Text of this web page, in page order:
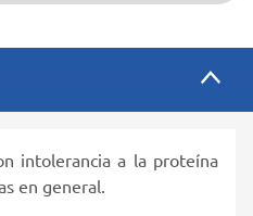
intolerancia a la proteína
en general.